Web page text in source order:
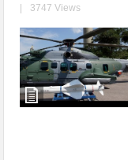
3747 Views